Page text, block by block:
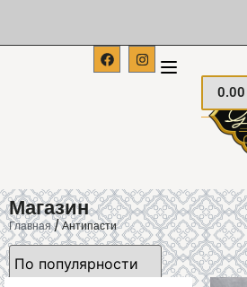
0.00
Магазин
Главная/ Антипасти